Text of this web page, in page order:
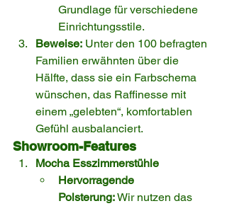
Grundlage für verschiedene
Einrichtungsstile.
Beweise: Unter den 100 befragten
Familien erwähnten über die
Hälfte, dass sie ein Farbschema
wünschen, das Raffinesse mit
einem „gelebten“, komfortablen
Gefühl ausbalanciert.
Showroom-Features
Mocha Esszimmerstühle
Hervorragende
Polsterung: Wir nutzen das